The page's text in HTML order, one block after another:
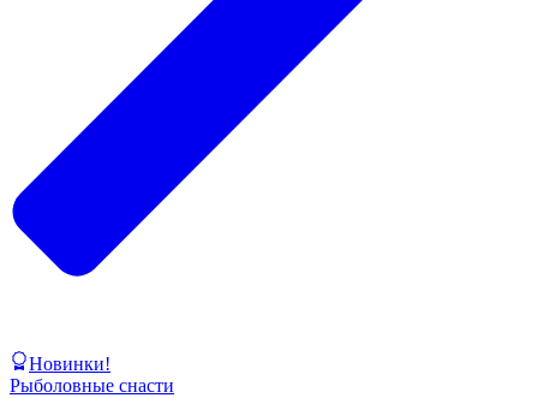
Новинки!
Рыболовные снасти